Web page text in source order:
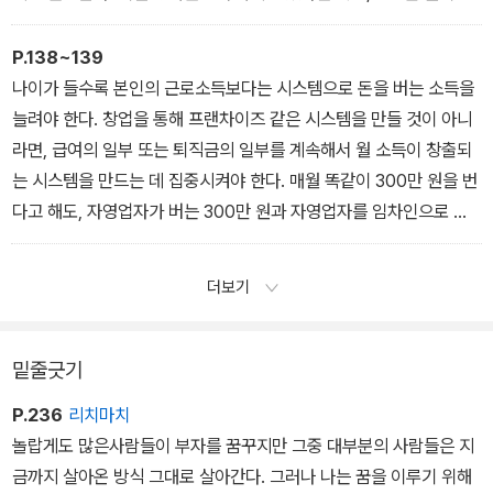
자유를 위해 ‘부동산 100채 모으기’ 프로젝트를 세우고, 다음과 같은
시스템을 마련했다.
▶ 2장_ 월급쟁이 너바나가 구축한 돈 버는 시스템
되는 돈으로 약 900만 원의 월세를 받게 되는 것이다. 이 말을 듣고
“말도 안 돼!”라고 말한다면 당신은 투자에 대해 전혀 모르는 사람이
며, 좀 더 세상을 알아갈 필요가 있다. 당신이 “가능은 하겠지만 그런
물건이 어디 있어”라고 말하는 사람이라면 좀 더 투자에 대해 깊이 연
구할 필요가 있다.
▶ 2장_ 월급쟁이 너바나가 구축한 돈 버는 시스템
P.138~139
나이가 들수록 본인의 근로소득보다는 시스템으로 돈을 버는 소득을
늘려야 한다. 창업을 통해 프랜차이즈 같은 시스템을 만들 것이 아니
라면, 급여의 일부 또는 퇴직금의 일부를 계속해서 월 소득이 창출되
는 시스템을 만드는 데 집중시켜야 한다. 매월 똑같이 300만 원을 번
다고 해도, 자영업자가 버는 300만 원과 자영업자를 임차인으로 둔
임대인이 버는 300만 원은 질적으로 다르다는 걸 기억하라. 돈 걱정
노후 생활비는 210만 원가량이다. 자녀가 이미 경제활동을 하거나 독
▶ 3장_ 돈 걱정 없는 월급쟁이 되는 법
더보기
밑줄긋기
P.236 리치마치
놀랍게도 많은사람들이 부자를 꿈꾸지만 그중 대부분의 사람들은 지
금까지 살아온 방식 그대로 살아간다. 그러나 나는 꿈을 이루기 위해